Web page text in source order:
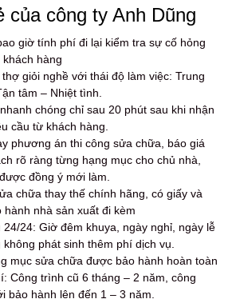
của công ty Anh Dũng
giờ tính phí đi lại kiểm tra sự cố hỏng
khách hàng
giỏi nghề với thái độ làm việc: Trung
tâm – Nhiệt tình.
chóng chỉ sau 20 phút sau khi nhận
cầu từ khách hàng.
phương án thi công sửa chữa, báo giá
rõ ràng từng hạng mục cho chủ nhà,
đồng ý mới làm.
chữa thay thế chính hãng, có giấy và
hành nhà sản xuất đi kèm
24/24: Giờ đêm khuya, ngày nghỉ, ngày lễ
không phát sinh thêm phí dịch vụ.
mục sửa chữa được bảo hành hoàn toàn
Công trình cũ 6 tháng – 2 năm, công
bảo hành lên đến 1 – 3 năm.